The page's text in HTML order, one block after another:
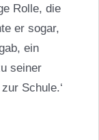
Rolle, die
er sogar,
ein
seiner
Schule.‘